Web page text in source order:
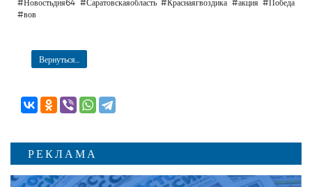
#Новостьдня64 #Саратовскаяобласть #Краснаягвоздика #акция #Победа
#вов
Вернуться...
РЕКЛАМА